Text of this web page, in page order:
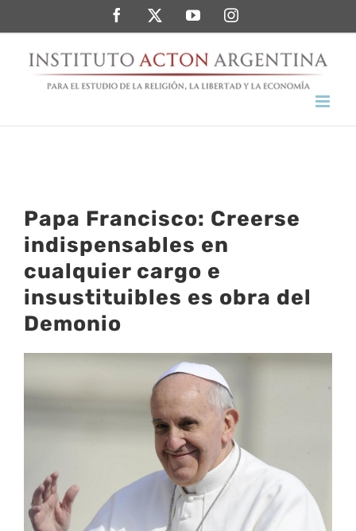
al
contenido
FacebookTwitterYouTubeInstagram
Papa Francisco: Creerse
indispensables en
cualquier cargo e
insustituibles es obra del
Demonio